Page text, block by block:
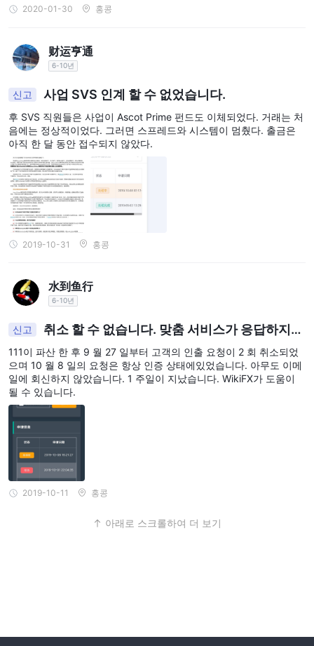
2020-01-30 홍콩
财运亨通
6-10년
신고 사업 SVS 인계 할 수 없었습니다.
후 SVS 직원들은 사업이 Ascot Prime 펀드도 이체되었다. 거래는 처
음에는 정상적이었다. 그러면 스프레드와 시스템이 멈췄다. 출금은
아직 한 달 동안 접수되지 않았다.
2019-10-31 홍콩
水到鱼行
6-10년
신고
취소 할 수 없습니다. 맞춤 서비스가 응답하지
않았습니다.
111이 파산 한 후 9 월 27 일부터 고객의 인출 요청이 2 회 취소되었
으며 10 월 8 일의 요청은 항상 인증 상태에있었습니다. 아무도 이메
일에 회신하지 않았습니다. 1 주일이 지났습니다. WikiFX가 도움이
될 수 있습니다.
2019-10-11 홍콩
아래로 스크롤하여 더 보기